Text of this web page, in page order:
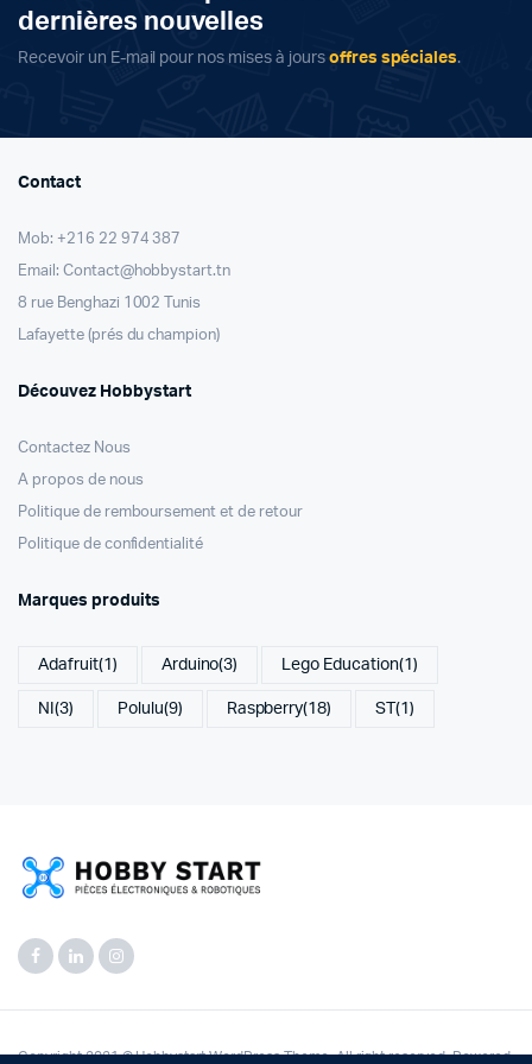
dernières nouvelles
Recevoir un E-mail pour nos mises à jours offres spéciales.
Contact
Mob: +216 22 974 387
Email: Contact@hobbystart.tn
8 rue Benghazi 1002 Tunis
Lafayette (prés du champion)
Découvez Hobbystart
Contactez Nous
A propos de nous
Politique de remboursement et de retour
Politique de confidentialité
Marques produits
Adafruit(1) Arduino(3) Lego Education(1)
NI (3) Polulu(9) Raspberry(18) ST(1)
Copyright 2021 © Hobbystart WordPress Theme. All right reserved. Powered